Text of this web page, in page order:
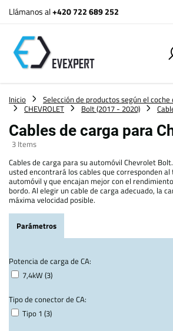
Llámanos al+420 722 689 252
Inicio
Selección de productos según el
CHEVROLET
Bolt (2017 - 2020)
Cables de carga para
3 Items
Cables de carga para su automóvil Chevrolet
usted encontrará los cables que corresponden
automóvil y que encajan mejor con el
bordo. Al elegir un cable de carga adecuado, la
máxima velocidad posible.
Parámetros
Potencia de carga de CA:
7,4kW (3)
Tipo de conector de CA:
Tipo 1 (3)